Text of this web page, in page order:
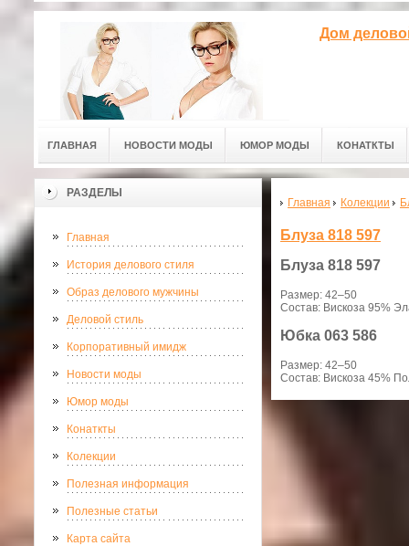
Дом
ГЛАВНАЯ НОВОСТИ МОДЫ ЮМОР МОДЫ КОНАТКТЫ
РАЗДЕЛЫ
Главная
История делового стиля
Образ делового мужчины
Деловой стиль
Корпоративный имидж
Новости моды
Юмор моды
Конаткты
Колекции
Полезная информация
Полезные статьи
Карта сайта
Главная Колекции
Блуза 818 597
Блуза 818 597
Размер: 42–50
Состав: Вискоза 95%
Юбка 063 586
Размер: 42–50
Состав: Вискоза 45%